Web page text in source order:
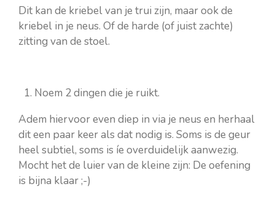
Dit kan de kriebel van je trui zijn, maar ook de
kriebel in je neus. Of de harde (of juist zachte)
zitting van de stoel.
Noem 2 dingen die je ruikt.
Adem hiervoor even diep in via je neus en herhaal
dit een paar keer als dat nodig is. Soms is de geur
heel subtiel, soms is íe overduidelijk aanwezig.
Mocht het de luier van de kleine zijn: De oefening
is bijna klaar ;-)